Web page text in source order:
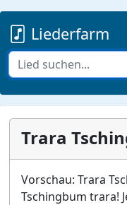
Liederfarm
Trara
Vorschau: Trara
Tschingbum trara!